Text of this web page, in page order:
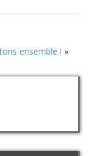
ensemble ! »